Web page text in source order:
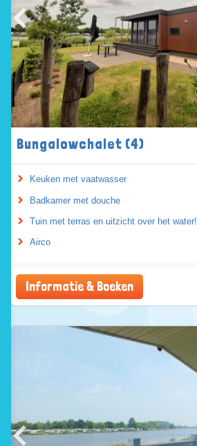
Bungalowchalet (4)
Keuken met vaatwasser
Badkamer met douche
Tuin met terras en uitzicht over het water!
Airco
Informatie & Boeken